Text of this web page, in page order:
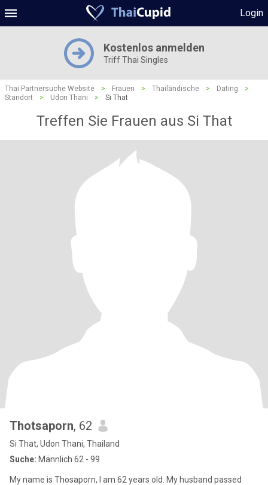
Login
Kostenlos anmelden
Triff Thai Singles
Thai Partnersuche Website > Frauen > Thailändische > Dating
>
Standort
> Udon Thani > Si That
Treffen Sie Frauen aus Si That
Thotsaporn, 62
Si That, Udon Thani, Thailand
Suche: Männlich 62 - 99
My name is Thosaporn, I am 62 years old. My husband passed